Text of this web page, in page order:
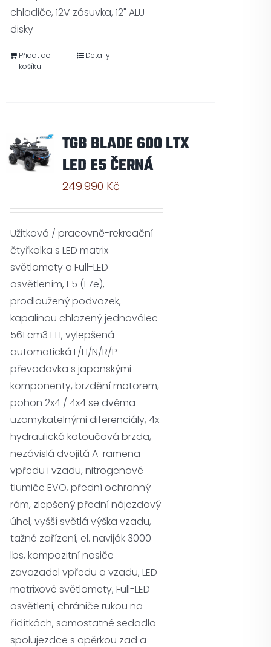
chladiče, 12V zásuvka, 12" ALU
disky
Přidat do
košíku
Detaily
TGB BLADE 600 LTX
LED E5 ČERNÁ
249.990 Kč
Užitková / pracovně-rekreační
čtyřkolka s LED matrix
světlomety a Full-LED
osvětlením, E5 (L7e),
prodloužený podvozek,
kapalinou chlazený jednoválec
561 cm3 EFI, vylepšená
automatická L/H/N/R/P
převodovka s japonskými
komponenty, brzdění motorem,
pohon 2x4 / 4x4 se dvěma
uzamykatelnými diferenciály, 4x
hydraulická kotoučová brzda,
nezávislá dvojitá A-ramena
vpředu i vzadu, nitrogenové
tlumiče EVO, přední ochranný
rám, zlepšený přední nájezdový
úhel, vyšší světlá výška vzadu,
tažné zařízení, el. naviják 3000
lbs, kompozitní nosiče
zavazadel vpředu a vzadu, LED
matrixové světlomety, Full-LED
osvětlení, chrániče rukou na
řídítkách, samostatné sedadlo
spolujezdce s opěrkou zad a